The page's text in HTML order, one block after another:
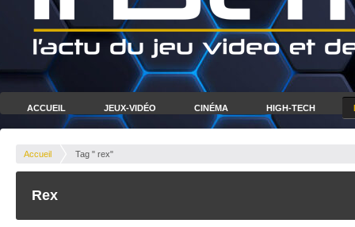
ACCUEIL JEUX-VIDÉO CINÉMA HIGH-TECH
Accueil Tag " rex"
Rex